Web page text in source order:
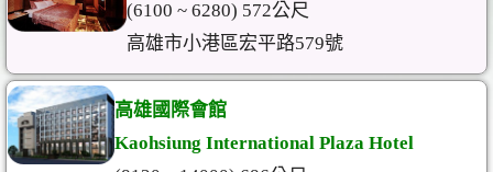
(6100 ~ 6280) 572公尺
高雄市小港區宏平路579號
高雄國際會館
Kaohsiung International Plaza Hotel